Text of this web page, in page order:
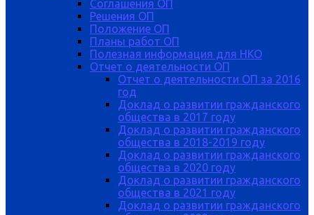
Соглашения ОП
Решения ОП
Положение ОП
Планы работ ОП
Полезная информация для НКО
Отчет о деятельности ОП
Отчет о деятельности ОП за 2016
год
Доклад о развитии гражданского
общества в 2017 году
Доклад о развитии гражданского
общества в 2018-2019 году
Доклад о развитии гражданского
общества в 2020 году
Доклад о развитии гражданского
общества в 2021 году
Доклад о развитии гражданского